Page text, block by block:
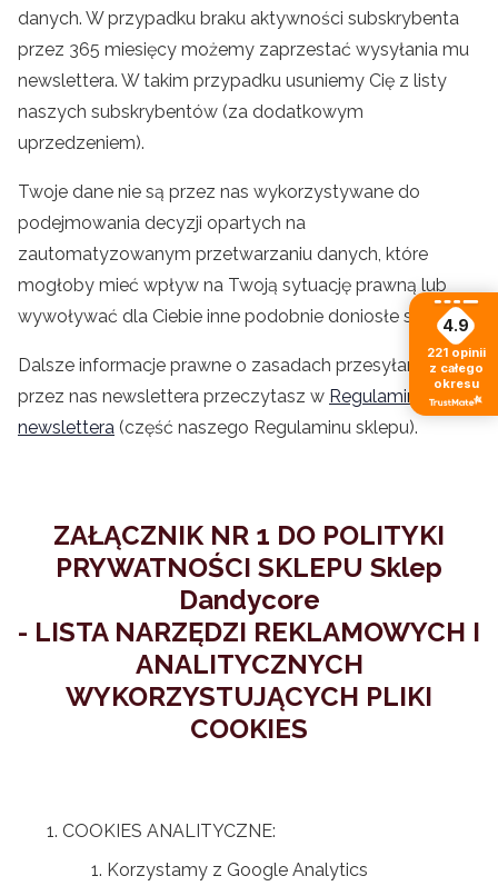
danych. W przypadku braku aktywności subskrybenta
przez 365 miesięcy możemy zaprzestać wysyłania mu
newslettera. W takim przypadku usuniemy Cię z listy
naszych subskrybentów (za dodatkowym
uprzedzeniem).
Twoje dane nie są przez nas wykorzystywane do
podejmowania decyzji opartych na
zautomatyzowanym przetwarzaniu danych, które
mogłoby mieć wpływ na Twoją sytuację prawną lub
wywoływać dla Ciebie inne podobnie doniosłe skutki.
Dalsze informacje prawne o zasadach przesyłania
przez nas newslettera przeczytasz w Regulaminie
newslettera (część naszego Regulaminu sklepu).
ZAŁĄCZNIK NR 1 DO POLITYKI
PRYWATNOŚCI SKLEPU Sklep
Dandycore
- LISTA NARZĘDZI REKLAMOWYCH I
ANALITYCZNYCH
WYKORZYSTUJĄCYCH PLIKI
COOKIES
COOKIES ANALITYCZNE:
Korzystamy z Google Analytics
4.9
221 opinii
z całego
okresu